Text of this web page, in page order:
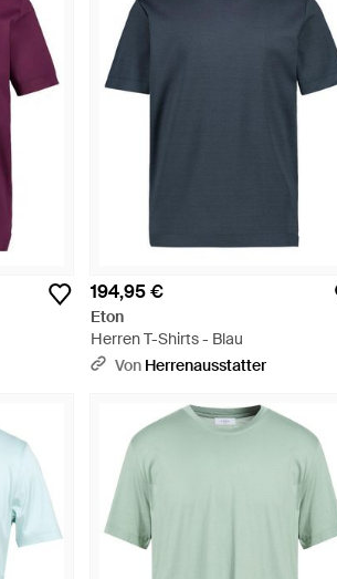
194,95 €
Eton
Herren T-Shirts - Blau
Von Herrenausstatter